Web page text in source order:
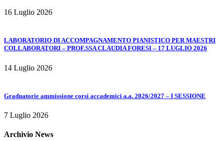
16 Luglio 2026
LABORATORIO DI ACCOMPAGNAMENTO PIANISTICO PER MAESTRI
COLLABORATORI – PROF.SSA CLAUDIA FORESI – 17 LUGLIO 2026
14 Luglio 2026
Graduatorie ammissione corsi accademici a.a. 2026/2027 – I SESSIONE
7 Luglio 2026
Archivio News